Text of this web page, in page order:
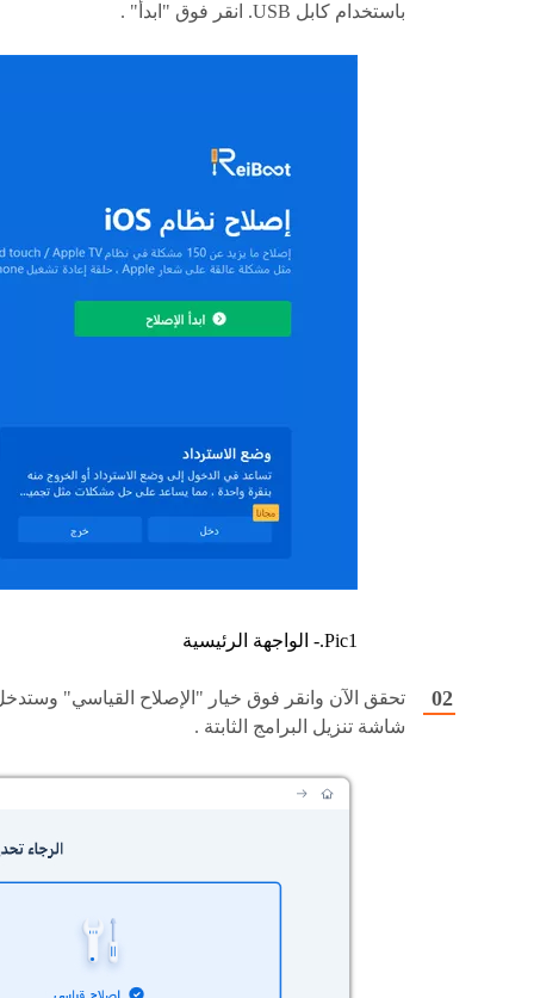
باستخدام كابل USB. انقر فوق "ابدأ" .
Pic1.- الواجهة الرئيسية
تحقق الآن وانقر فوق خيار "الإصلاح القياسي"
شاشة تنزيل البرامج الثابتة .